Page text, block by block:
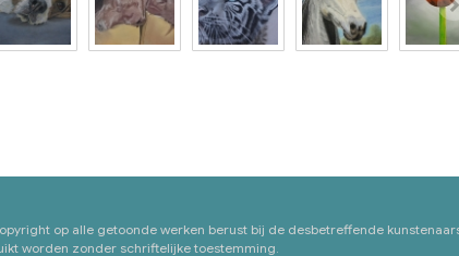
op alle getoonde werken berust bij de desbetreffende
worden zonder schriftelijke toestemming.